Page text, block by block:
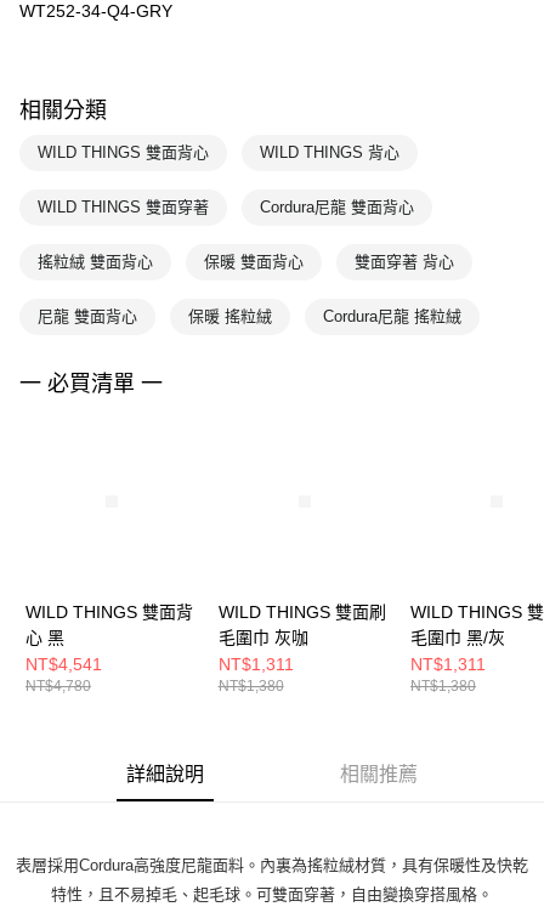
WT252-34-Q4-GRY
相關分類
WILD THINGS 雙面背心 WILD THINGS 背心
WILD THINGS 雙面穿著 Cordura尼龍 雙面背心
搖粒絨 雙面背心 保暖 雙面背心 雙面穿著 背心
尼龍 雙面背心 保暖 搖粒絨 Cordura尼龍 搖粒絨
一 必買清單 一
WILD THINGS 雙面背
心 黑
NT$4,541
NT$4,780
WILD THINGS 雙面刷
毛圍巾 灰咖
NT$1,311
NT$1,380
WILD THINGS
毛圍巾 黑/灰
NT$1,311
NT$1,380
詳細說明 相關推薦
表層採用Cordura高強度尼龍面料。內裏為搖粒絨材質，具有保暖性及快乾
特性，且不易掉毛、起毛球。可雙面穿著，自由變換穿搭風格。